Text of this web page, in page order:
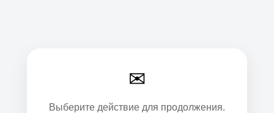
✉
Выберите действие для продолжения.